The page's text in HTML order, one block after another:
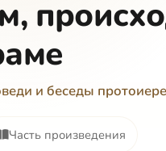
и беседы
Часть произведения